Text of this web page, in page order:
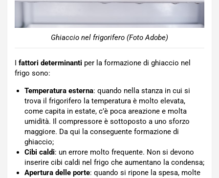
Ghiaccio nel frigorifero (Foto Adobe)
fattori determinanti per la formazione di ghiaccio nel
frigo sono:
Temperatura esterna: quando nella stanza in cui si
trova il frigorifero la temperatura è molto elevata,
come capita in estate, c’è poca areazione e molta
umidità. Il compressore è sottoposto a uno sforzo
maggiore. Da qui la conseguente formazione di
ghiaccio;
Cibi caldi: un errore molto frequente. Non si devono
inserire cibi caldi nel frigo che aumentano la condensa;
Apertura delle porte: quando si ripone la spesa, molte